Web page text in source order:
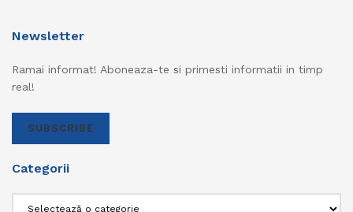
Newsletter
Ramai informat! Aboneaza-te si primesti informatii in timp
real!
SUBSCRIBE
Categorii